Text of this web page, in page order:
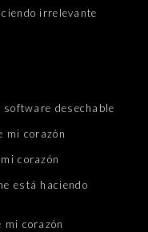
irrelevante
desechable
mi corazón
corazón
está haciendo
mi corazón